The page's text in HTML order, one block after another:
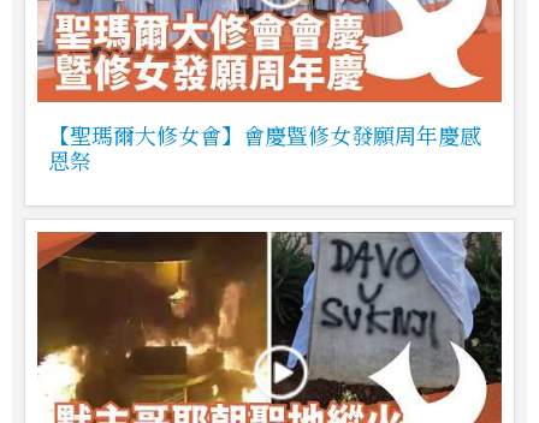
【聖瑪爾大修女會】會慶暨修女發願周年慶感
恩祭